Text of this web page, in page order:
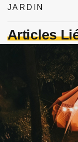
JARDIN
Articles